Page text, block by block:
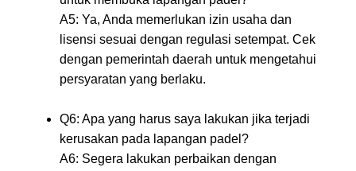
A5: Ya, Anda memerlukan izin usaha dan
lisensi sesuai dengan regulasi setempat. Cek
dengan pemerintah daerah untuk mengetahui
persyaratan yang berlaku.
Q6: Apa yang harus saya lakukan jika terjadi
kerusakan pada lapangan padel?
A6: Segera lakukan perbaikan dengan